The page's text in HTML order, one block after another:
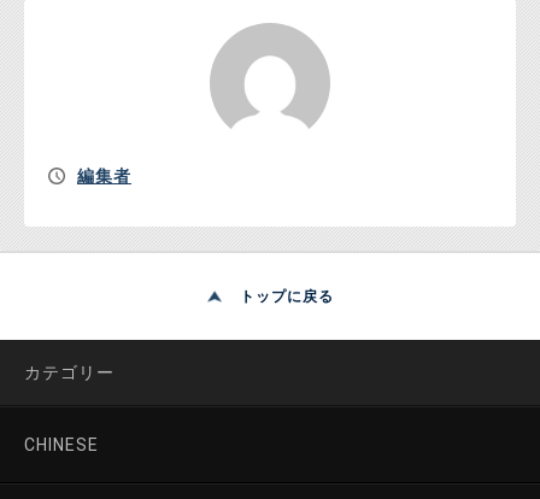
編集者
トップに戻る
カテゴリー
CHINESE